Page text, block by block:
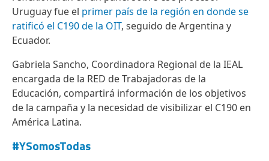
Uruguay fue el primer país de la región en donde se
ratificó el C190 de la OIT, seguido de Argentina y
Ecuador.
Gabriela Sancho, Coordinadora Regional de la IEAL
encargada de la RED de Trabajadoras de la
Educación, compartirá información de los objetivos
de la campaña y la necesidad de visibilizar el C190 en
América Latina.
#YSomosTodas